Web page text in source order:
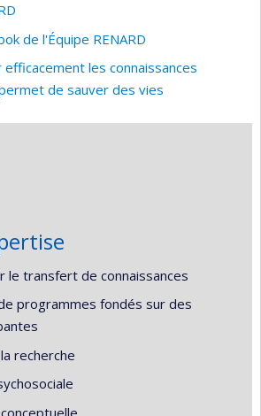
de l'Équipe RENARD
efficacement les connaissances
de sauver des vies
le transfert de connaissances
programmes fondés sur des
recherche